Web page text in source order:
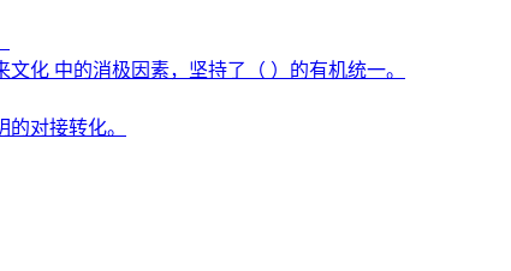
化 中的消极因素，坚持了（ ）的有机统一。
对接转化。